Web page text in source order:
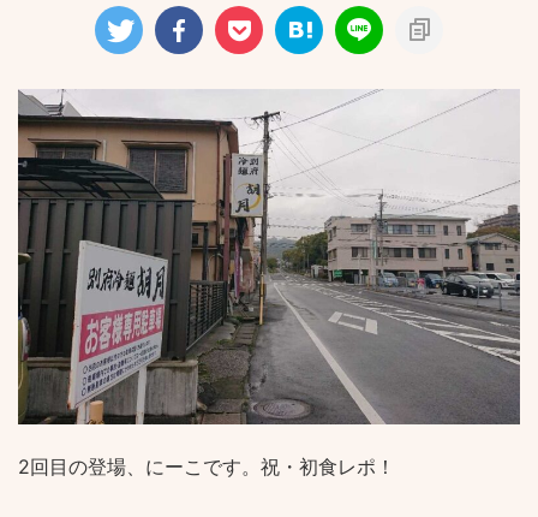
2回目の登場、にーこです。祝・初食レポ！